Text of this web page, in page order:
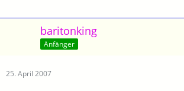
baritonking
Anfänger
25. April 2007